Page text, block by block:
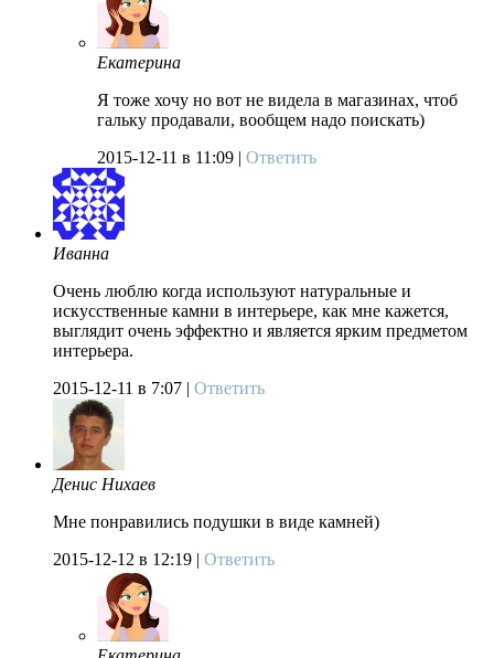
Екатерина
Я тоже хочу но вот не видела в магазинах, чтоб
гальку продавали, вообщем надо поискать)
2015-12-11 в 11:09 | Ответить
Иванна
Очень люблю когда используют натуральные и
искусственные камни в интерьере, как мне кажется,
выглядит очень эффектно и является ярким предметом
интерьера.
2015-12-11 в 7:07 | Ответить
Денис Нихаев
Мне понравились подушки в виде камней)
2015-12-12 в 12:19 | Ответить